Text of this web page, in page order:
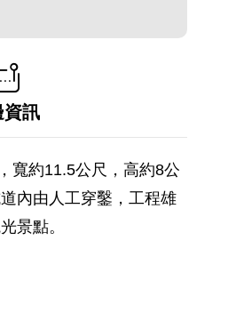
資訊
寬約11.5公尺，高約8公
內由人工穿鑿，工程雄
景點。